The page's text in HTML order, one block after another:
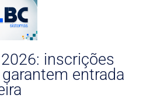
inscrições
entrada